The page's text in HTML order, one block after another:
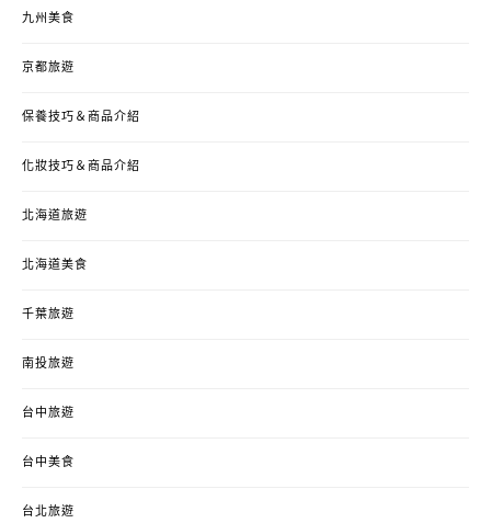
九州美食
京都旅遊
保養技巧＆商品介紹
化妝技巧＆商品介紹
北海道旅遊
北海道美食
千葉旅遊
南投旅遊
台中旅遊
台中美食
台北旅遊